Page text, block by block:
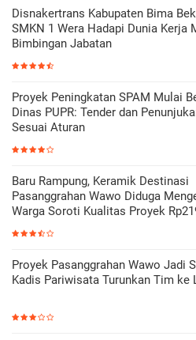
Disnakertrans Kabupaten Bima
SMKN 1 Wera Hadapi Dunia Kerja
Bimbingan Jabatan
Proyek Peningkatan SPAM Mulai
Dinas PUPR: Tender dan
Sesuai Aturan
Baru Rampung, Keramik Destinasi
Pasanggrahan Wawo Diduga
Warga Soroti Kualitas Proyek
Proyek Pasanggrahan Wawo Jadi
Kadis Pariwisata Turunkan Tim ke